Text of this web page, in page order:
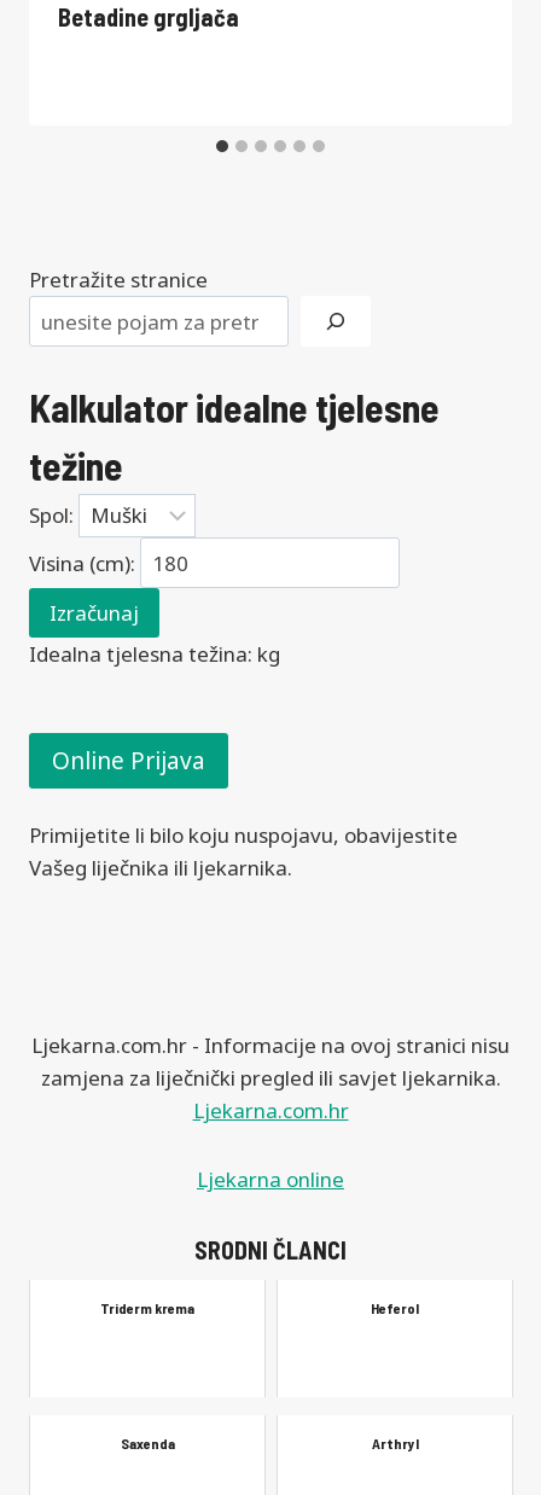
Betadine grgljača
Pretražite stranice
Kalkulator idealne tjelesne
težine
Spol:
Visina (cm):
Izračunaj
Idealna tjelesna težina: kg
Online Prijava
Primijetite li bilo koju nuspojavu, obavijestite
Vašeg liječnika ili ljekarnika.
Ljekarna.com.hr - Informacije na ovoj stranici nisu
zamjena za liječnički pregled ili savjet ljekarnika.
Ljekarna.com.hr
Ljekarna online
SRODNI ČLANCI
Triderm krema Heferol
Saxenda Arthryl